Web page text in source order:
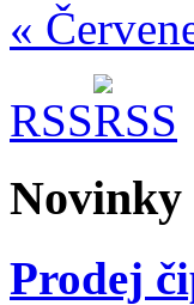
«
RSS
Novinky
Prodej